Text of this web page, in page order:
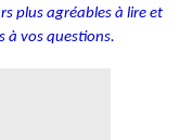
plus agréables à lire et
à vos questions.